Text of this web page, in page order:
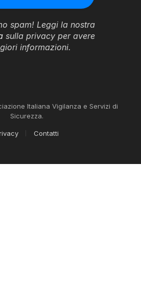
spam! Leggi la nostra
sulla privacy per avere
informazioni.
Italiana Vigilanza e Servizi di
Sicurezza.
Contatti